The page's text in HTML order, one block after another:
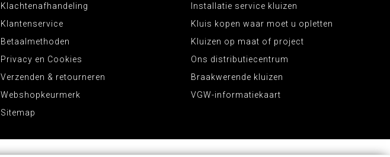
Klachtenafhandeling
Klantenservice
Betaalmethoden
Privacy en Cookies
Verzenden & retourneren
Webshopkeurmerk
Sitemap
Installatie service kluizen
Kluis kopen waar moet u opletten
Kluizen op maat of project
Ons distributiecentrum
Braakwerende kluizen
VGW-informatiekaart